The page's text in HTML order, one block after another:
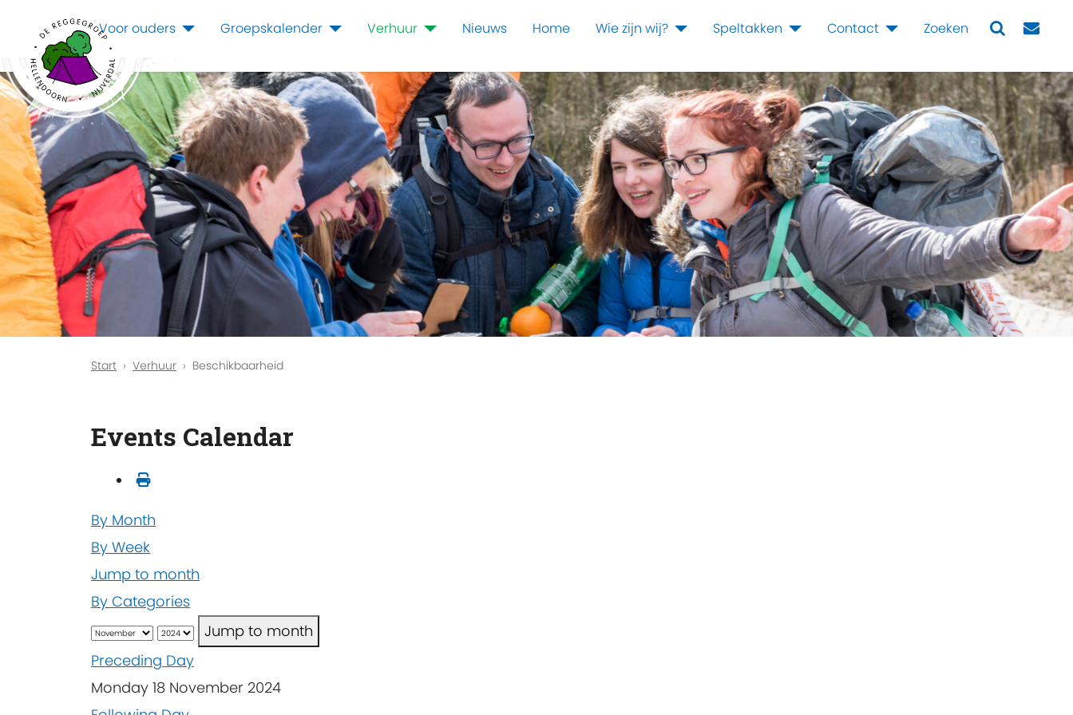
Voor ouders Groepskalender Verhuur Nieuws Home Wie zijn wij? Speltakken Contact Zoeken
Start Verhuur Beschikbaarheid
Events Calendar
By Month
By Week
Jump to month
By Categories
Jump to month
Preceding Day
Monday 18 November 2024